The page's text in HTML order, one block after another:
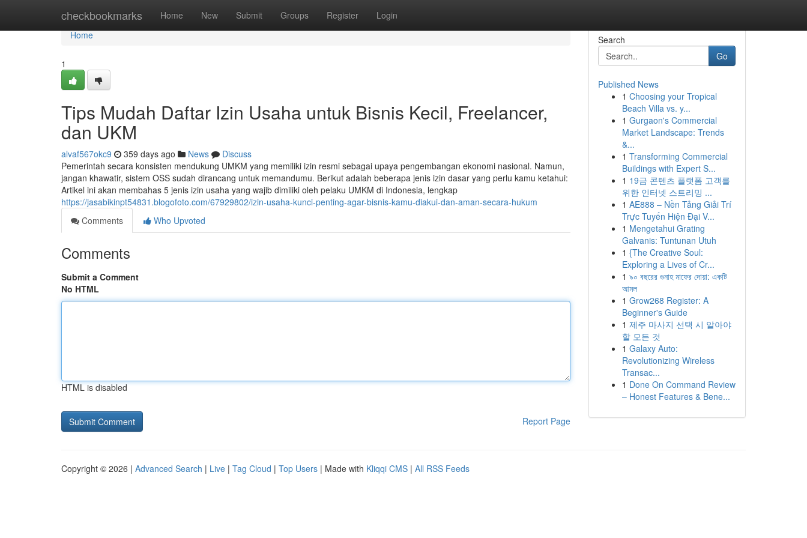
checkbookmarks Home New Submit Groups Register Login
Home
Home
1
Tips Mudah Daftar Izin Usaha untuk Bisnis Kecil, Freelancer,
dan UKM
alvaf567okc9 359 days ago News
Discuss
Pemerintah secara konsisten mendukung UMKM yang memiliki izin resmi sebagai upaya pengembangan ekonomi nasional. Namun,
jangan khawatir, sistem OSS sudah dirancang untuk memandumu. Berikut adalah beberapa jenis izin dasar yang perlu kamu ketahui:
Artikel ini akan membahas 5 jenis izin usaha yang wajib dimiliki oleh pelaku UMKM di Indonesia, lengkap
https://jasabikinpt54831.blogofoto.com/67929802/izin-usaha-kunci-penting-agar-bisnis-kamu-diakui-dan-aman-secara-hukum
Comments
Who Upvoted
Comments
Submit a Comment
No HTML
HTML is disabled
Report Page
Search
Go
Published News
1 Choosing your Tropical
Beach Villa vs. y...
1 Gurgaon's Commercial
Market Landscape: Trends
&...
1 Transforming Commercial
Buildings with Expert S...
1 19금 콘텐츠 플랫폼 고객를
위한 인터넷 스트리밍 ...
1 AE888 – Nền Tảng Giải Trí
Trực Tuyến Hiện Đại V...
1 Mengetahui Grating
Galvanis: Tuntunan Utuh
1 {The Creative Soul:
Exploring a Lives of Cr...
1 ৯০ বছরের গুনাহ মাফের দোয়া: একটি
আমল
1 Grow268 Register: A
Beginner's Guide
1 제주 마사지 선택 시 알아야
할 모든 것
1 Galaxy Auto:
Revolutionizing Wireless
Transac...
1 Done On Command Review
– Honest Features & Bene...
Copyright © 2026 | Advanced Search | Live | Tag Cloud | Top Users | Made with Kliqqi CMS | All RSS Feeds